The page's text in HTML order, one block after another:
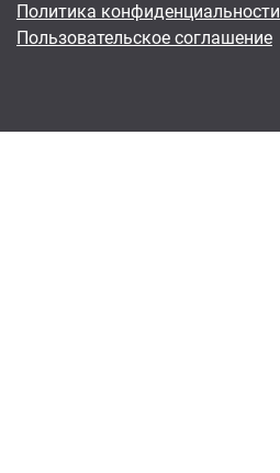
Политика конфиденциальности
Пользовательское соглашение